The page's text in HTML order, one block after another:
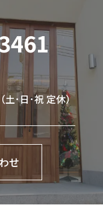
土･日･祝 定休）
せ